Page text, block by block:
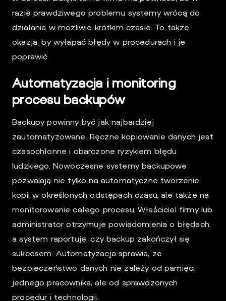
razie prawdziwego problemu systemy wrócą do
działania w możliwie krótkim czasie. To także
okazja, by wyłapać błędy w procedurach i je
poprawić.
Automatyzacja i monitoring
procesu backupów
Backupy powinny być jak najbardziej
zautomatyzowane. Ręczne kopiowanie danych jest
czasochłonne i obarczone ryzykiem błędu
ludzkiego. Nowoczesne systemy backupowe
pozwalają nie tylko na automatyczne tworzenie
kopii w określonych odstępach czasu, ale także na
monitorowanie całego procesu. Właściciel firmy lub
administrator otrzymuje powiadomienia o błędach,
a system raportuje, czy backup zakończył się
sukcesem. Automatyzacja sprawia, że
bezpieczeństwo danych nie zależy od pamięci
jednego pracownika, ale od sprawdzonych
procedur i technologii.